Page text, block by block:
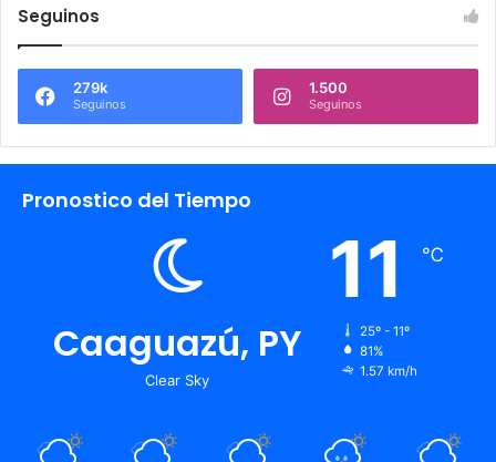
Seguinos
279k
Seguinos
1.500
Seguinos
Pronostico del Tiempo
Caaguazú, PY
Clear Sky
11 ℃
25º - 11º
81%
1.57 km/h